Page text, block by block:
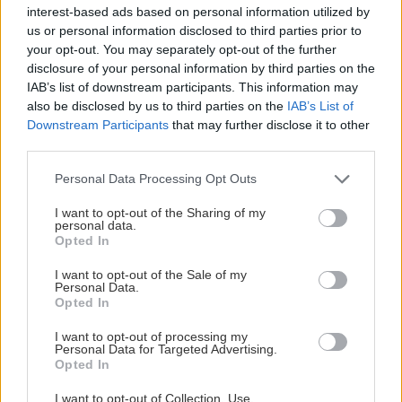
interest-based ads based on personal information utilized by
us or personal information disclosed to third parties prior to
your opt-out. You may separately opt-out of the further
disclosure of your personal information by third parties on the
IAB’s list of downstream participants. This information may
also be disclosed by us to third parties on the IAB’s List of
Downstream Participants that may further disclose it to other
Personal Data Processing Opt Outs
I want to opt-out of the Sharing of my
personal data.
Opted In
I want to opt-out of the Sale of my
Personal Data.
Opted In
I want to opt-out of processing my
Personal Data for Targeted Advertising.
Opted In
I want to opt-out of Collection, Use,
ΥΓΕΙΑ
Πλύσιμο των ποδιών με αλάτι και ελαιόλαδο:
Γιατί ειδικοί το συνιστούν και σε τι χρησιμεύει
αξέχαστο (εικόνες)
ΚΟΣΜΟΣ
Ιταλία: Τα ελαιοτριβεία ενώνονται να
αντιμετωπίσουν την κρίση
21:14
ΟΜΟΡΦΙΑ
Ρωσικό πεντικιούρ: Χωρίς σταγόνα νερό - Η
άνυδρη μέθοδος που κάνει τα πέλματα
ΠΕΡΙΣΣΟΤΕΡΑ
ΕΠΙΣΤΗΜΗ
Έφτιαξε ηλιακό γιοτ με $20.000 και
στάλα καυσίμου!
ΣΠΙΤΙ